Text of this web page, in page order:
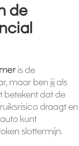
de
is de
maar ben jij als
betekent dat de
draagt en
kunt
slottermijn.